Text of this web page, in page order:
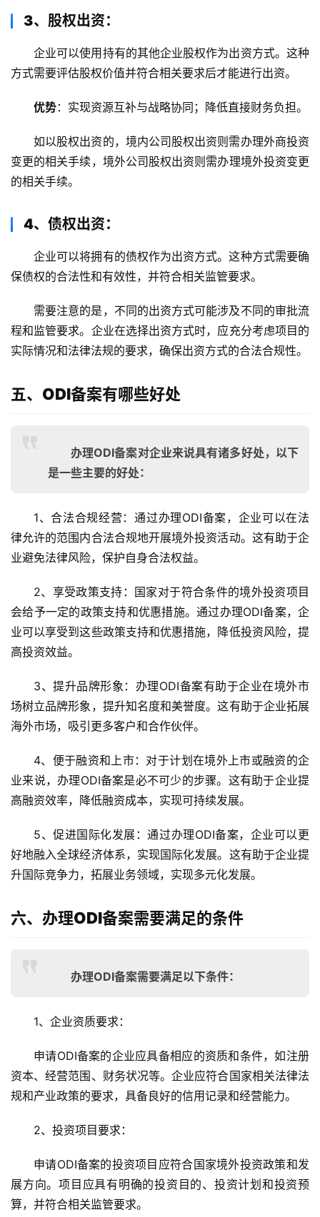
境
资
3、股权出资：
企业可以使用持有的其他企业股权作为出资方式。这种
方式需要评估股权价值并符合相关要求后才能进行出资。
优势：实现资源互补与战略协同；降低直接财务负担。
如以股权出资的，境内公司股权出资则需办理外商投资
变更的相关手续，境外公司股权出资则需办理境外投资变更
的相关手续。
4、债权出资：
企业可以将拥有的债权作为出资方式。这种方式需要确
保债权的合法性和有效性，并符合相关监管要求。
需要注意的是，不同的出资方式可能涉及不同的审批流
程和监管要求。企业在选择出资方式时，应充分考虑项目的
实际情况和法律法规的要求，确保出资方式的合法合规性。
五、ODI备案有哪些好处
办理ODI备案对企业来说具有诸多好处，以下
是一些主要的好处：
1、合法合规经营 ：通过办理ODI备案，企业可以在法
律允许的范围内合法合规地开展境外投资活动。这有助于企
业避免法律风险，保护自身合法权益。
2、享受政策支持 ：国家对于符合条件的境外投资项目
会给予一定的政策支持和优惠措施。通过办理ODI备案，企
业可以享受到这些政策支持和优惠措施，降低投资风险，提
高投资效益。
3、提升品牌形象 ：办理ODI备案有助于企业在境外市
场树立品牌形象，提升知名度和美誉度。这有助于企业拓展
海外市场，吸引更多客户和合作伙伴。
4、便于融资和上市：对于计划在境外上市或融资的企
业来说，办理ODI备案是必不可少的步骤。这有助于企业提
高融资效率，降低融资成本，实现可持续发展。
5、促进国际化发展 ：通过办理ODI备案，企业可以更
好地融入全球经济体系，实现国际化发展。这有助于企业提
升国际竞争力，拓展业务领域，实现多元化发展。
六、办理ODI备案需要满足的条件
办理ODI备案需要满足以下条件：
1、企业资质要求：
申请ODI备案的企业应具备相应的资质和条件，如注册
资本、经营范围、财务状况等。企业应符合国家相关法律法
规和产业政策的要求，具备良好的信用记录和经营能力。
2、投资项目要求：
申请ODI备案的投资项目应符合国家境外投资政策和发
展方向。项目应具有明确的投资目的、投资计划和投资预
算，并符合相关监管要求。